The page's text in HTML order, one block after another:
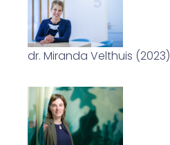
dr. Miranda Velthuis (2023)